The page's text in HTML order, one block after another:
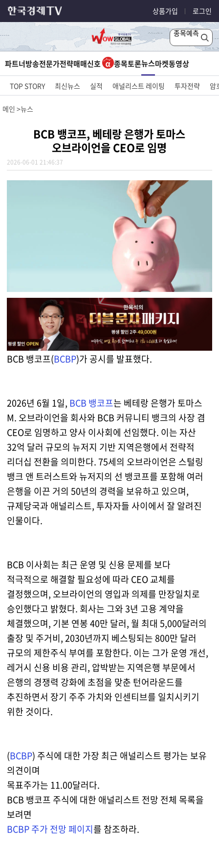
상품가입 로그인
종목예측
파트너방송전문가전략매매신호 종목토론뉴스마켓동영상
TOP STORY 최신뉴스 실적 애널리스트 레이팅 투자전략 암
메인 뉴스
BCB 뱅코프, 베테랑 은행가 토마스
오브라이언을 CEO로 임명
2026-06-01 21:46:37
BCB 뱅코프(BCBP)가 공시를 발표했다.
2026년 6월 1일, BCB 뱅코프는 베테랑 은행가 토마스
M. 오브라이언을 회사와 BCB 커뮤니티 뱅크의 사장 겸
CEO로 임명하고 양사 이사회에 선임했다. 이는 자산
32억 달러 규모의 뉴저지 기반 지역은행에서 전략적
리더십 전환을 의미한다. 75세의 오브라이언은 스털링
뱅크 앤 트러스트와 뉴저지의 선 뱅코프를 포함해 여러
은행을 이끈 거의 50년의 경력을 보유하고 있으며,
규제당국과 애널리스트, 투자자들 사이에서 잘 알려진
인물이다.
BCB 이사회는 최근 운영 및 신용 문제를 보다
적극적으로 해결할 필요성에 따라 CEO 교체를
결정했으며, 오브라이언의 영입과 의제를 만장일치로
승인했다고 밝혔다. 회사는 그와 3년 고용 계약을
체결했으며, 기본 연봉 40만 달러, 월 최대 5,000달러의
출장 및 주거비, 2030년까지 베스팅되는 800만 달러
규모의 제한주식 부여를 포함한다. 이는 그가 운영 개선,
레거시 신용 비용 관리, 압박받는 지역은행 부문에서
은행의 경쟁력 강화에 초점을 맞춘 턴어라운드를
추진하면서 장기 주주 가치와 인센티브를 일치시키기
위한 것이다.
(BCBP) 주식에 대한 가장 최근 애널리스트 평가는 보유
의견이며
목표주가는 11.00달러다.
BCB 뱅코프 주식에 대한 애널리스트 전망 전체 목록을
보려면
BCBP 주가 전망 페이지를 참조하라.